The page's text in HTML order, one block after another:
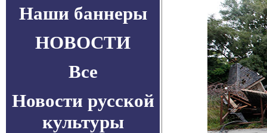
Наши баннеры
НОВОСТИ
Все
Новости русской
культуры